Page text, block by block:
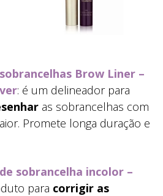
Brow Liner –
: é um delineador para
as sobrancelhas com
Promete longa duração e
sobrancelha incolor –
para corrigir as